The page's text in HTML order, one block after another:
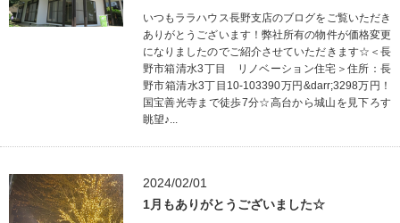
いつもララハウス長野支店のブログをご覧いただき
ありがとうございます！弊社所有の物件が価格変更
になりましたのでご紹介させていただきます☆＜長
野市箱清水3丁目 リノベーション住宅＞住所：長
野市箱清水3丁目10-103390万円&darr;3298万円！
国宝善光寺まで徒歩7分☆高台から城山を見下ろす
眺望♪...
2024/02/01
1月もありがとうございました☆